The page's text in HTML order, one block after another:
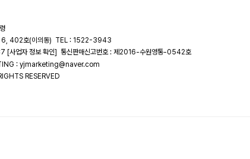
6, 402호(이의동) TEL : 1522-3943
[사업자 정보 확인] 통신판매신고번호 : 제2016-수원영통-0542호
: yjmarketing@naver.com
RESERVED